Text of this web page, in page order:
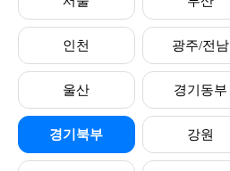
인천 광주/전남
울산 경기동부
경기북부 강원